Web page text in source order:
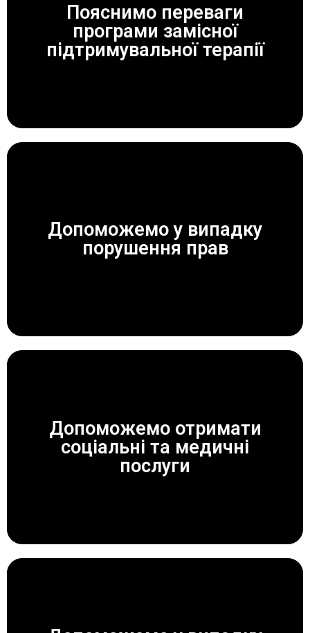
Пояснимо переваги
програми замісної
підтримувальної терапії
ЗАВЖДИ ДОПОМОЖЕМО!
Допоможемо у випадку
порушення прав
ЗАВЖДИ ДОПОМОЖЕМО!
Допоможемо отримати
соціальні та медичні
послуги
ЗАВЖДИ ДОПОМОЖЕМО!